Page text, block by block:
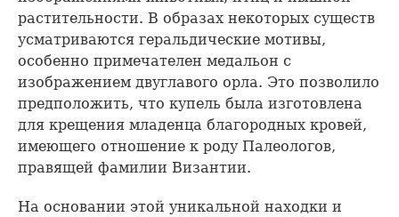
растительности. В образах некоторых существ
усматриваются геральдические мотивы,
особенно примечателен медальон с
изображением двуглавого орла. Это позволило
предположить, что купель была изготовлена
для крещения младенца благородных кровей,
имеющего отношение к роду Палеологов,
правящей фамилии Византии.
На основании этой уникальной находки и